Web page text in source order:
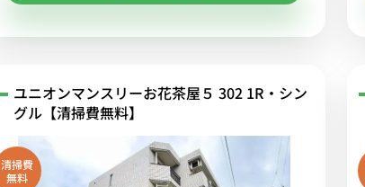
ユニオンマンスリーお花茶屋５ 302 1R・シン
グル【清掃費無料】
清掃費
無料